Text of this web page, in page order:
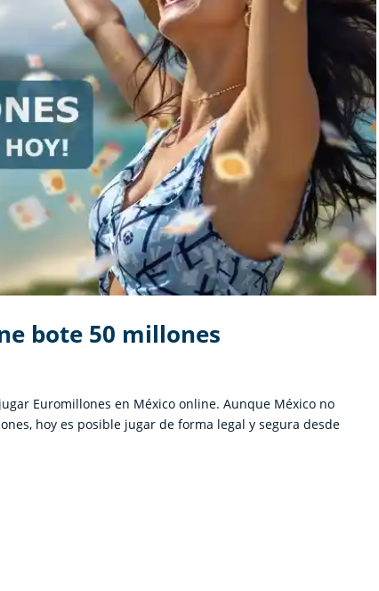
bote 50 millones
Euromillones en México online. Aunque México no
hoy es posible jugar de forma legal y segura desde